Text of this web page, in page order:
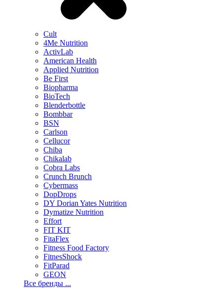
Cult
4Me Nutrition
ActivLab
American Health
Applied Nutrition
Be First
Biopharma
BioTech
Blenderbottle
Bombbar
BSN
Carlson
Cellucor
Chiba
Chikalab
Cobra Labs
Crunch Brunch
Cybermass
DopDrops
DY Dorian Yates Nutrition
Dymatize Nutrition
Effort
FIT KIT
FitaFlex
Fitness Food Factory
FitnesShock
FitParad
GEON
Все бренды ...